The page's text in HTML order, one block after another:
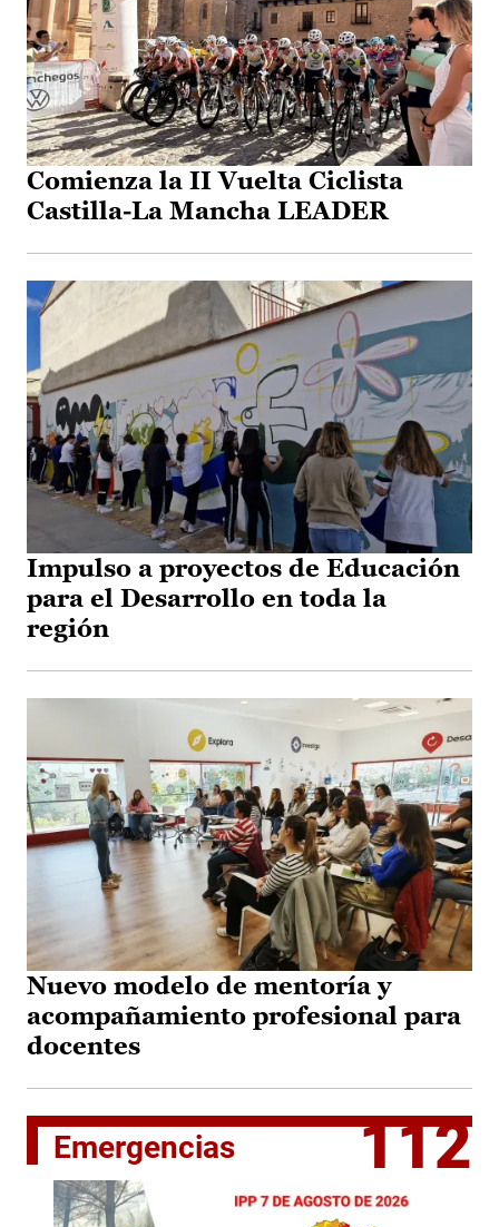
Comienza la II Vuelta Ciclista
Castilla-La Mancha LEADER
Impulso a proyectos de Educación
para el Desarrollo en toda la
región
Nuevo modelo de mentoría y
acompañamiento profesional para
docentes
Emergencias 112